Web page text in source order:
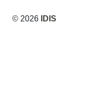
© 2026 IDIS